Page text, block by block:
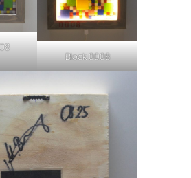
Block 0008